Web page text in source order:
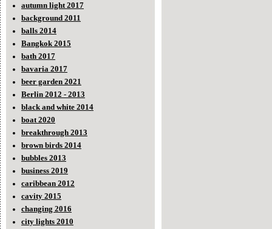
autumn light 2017
background 2011
balls 2014
Bangkok 2015
bath 2017
bavaria 2017
beer garden 2021
Berlin 2012 - 2013
black and white 2014
boat 2020
breakthrough 2013
brown birds 2014
bubbles 2013
business 2019
caribbean 2012
cavity 2015
changing 2016
city lights 2010